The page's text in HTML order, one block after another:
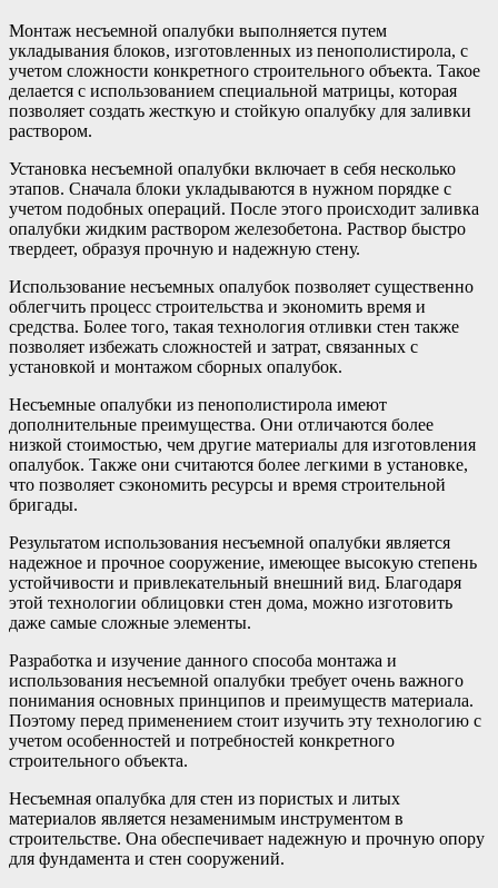
Монтаж несъемной опалубки выполняется путем
укладывания блоков, изготовленных из пенополистирола, с
учетом сложности конкретного строительного объекта. Такое
делается с использованием специальной матрицы, которая
позволяет создать жесткую и стойкую опалубку для заливки
раствором.
Установка несъемной опалубки включает в себя несколько
этапов. Сначала блоки укладываются в нужном порядке с
учетом подобных операций. После этого происходит заливка
опалубки жидким раствором железобетона. Раствор быстро
твердеет, образуя прочную и надежную стену.
Использование несъемных опалубок позволяет существенно
облегчить процесс строительства и экономить время и
средства. Более того, такая технология отливки стен также
позволяет избежать сложностей и затрат, связанных с
установкой и монтажом сборных опалубок.
Несъемные опалубки из пенополистирола имеют
дополнительные преимущества. Они отличаются более
низкой стоимостью, чем другие материалы для изготовления
опалубок. Также они считаются более легкими в установке,
что позволяет сэкономить ресурсы и время строительной
бригады.
Результатом использования несъемной опалубки является
надежное и прочное сооружение, имеющее высокую степень
устойчивости и привлекательный внешний вид. Благодаря
этой технологии облицовки стен дома, можно изготовить
даже самые сложные элементы.
Разработка и изучение данного способа монтажа и
использования несъемной опалубки требует очень важного
понимания основных принципов и преимуществ материала.
Поэтому перед применением стоит изучить эту технологию с
учетом особенностей и потребностей конкретного
строительного объекта.
Несъемная опалубка для стен из пористых и литых
материалов является незаменимым инструментом в
строительстве. Она обеспечивает надежную и прочную опору
для фундамента и стен сооружений.